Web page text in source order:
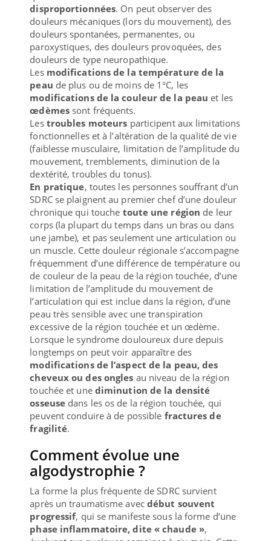
disproportionnées. On peut observer des
douleurs mécaniques (lors du mouvement), des
douleurs spontanées, permanentes, ou
paroxystiques, des douleurs provoquées, des
douleurs de type neuropathique.
Les modifications de la température de la
peau de plus ou de moins de 1°C, les
modifications de la couleur de la peau et les
œdèmes sont fréquents.
Les troubles moteurs participent aux limitations
fonctionnelles et à l’altération de la qualité de vie
(faiblesse musculaire, limitation de l’amplitude du
mouvement, tremblements, diminution de la
dextérité, troubles du tonus).
En pratique, toutes les personnes souffrant d’un
SDRC se plaignent au premier chef d’une douleur
chronique qui touche toute une région de leur
corps (la plupart du temps dans un bras ou dans
une jambe), et pas seulement une articulation ou
un muscle. Cette douleur régionale s’accompagne
fréquemment d’une différence de température ou
de couleur de la peau de la région touchée, d’une
limitation de l’amplitude du mouvement de
l’articulation qui est inclue dans la région, d’une
peau très sensible avec une transpiration
excessive de la région touchée et un œdème.
Lorsque le syndrome douloureux dure depuis
longtemps on peut voir apparaître des
modifications de l’aspect de la peau, des
cheveux ou des ongles au niveau de la région
touchée et une diminution de la densité
osseuse dans les os de la région touchée, qui
peuvent conduire à de possible fractures de
fragilité.
Comment évolue une
algodystrophie ?
La forme la plus fréquente de SDRC survient
après un traumatisme avec début souvent
progressif, qui se manifeste sous la forme d’une
phase inflammatoire, dite « chaude »,